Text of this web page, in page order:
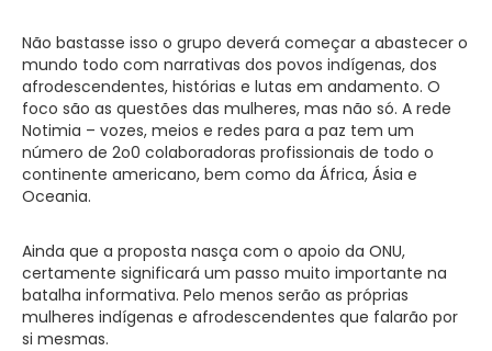
Não bastasse isso o grupo deverá começar a abastecer o
mundo todo com narrativas dos povos indígenas, dos
afrodescendentes, histórias e lutas em andamento. O
foco são as questões das mulheres, mas não só. A rede
Notimia – vozes, meios e redes para a paz tem um
número de 2o0 colaboradoras profissionais de todo o
continente americano, bem como da África, Ásia e
Oceania.
Ainda que a proposta nasça com o apoio da ONU,
certamente significará um passo muito importante na
batalha informativa. Pelo menos serão as próprias
mulheres indígenas e afrodescendentes que falarão por
si mesmas.